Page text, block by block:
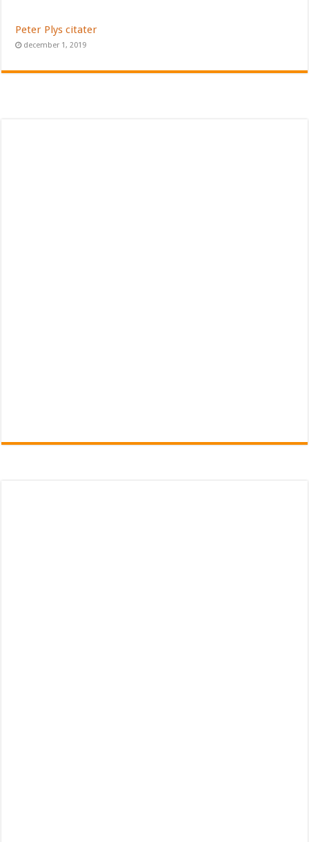
Peter Plys citater
december 1, 2019